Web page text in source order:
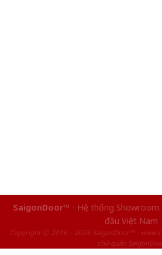
SaigonDoor™ - Hệ thống
đầu Việt Nam
Copyright ⓒ 2016 – 2026 SaigonDoor™ -
chủ quản